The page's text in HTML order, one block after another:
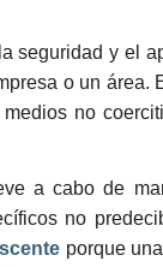
seguridad y el
o un área.
no
a cabo de
no
porque